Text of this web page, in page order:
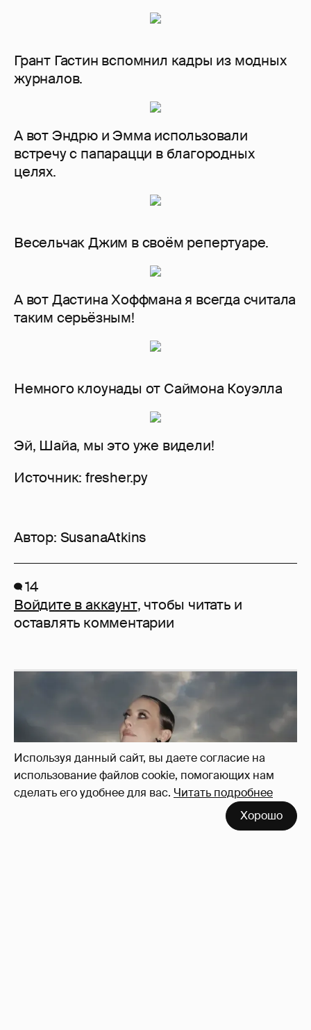
Используя данный сайт, вы даете согласие на
использование файлов cookie, помогающих нам
сделать его удобнее для вас. Читать подробнее
Хорошо
Грант Гастин вспомнил кадры из модных
журналов.
А вот Эндрю и Эмма использовали
встречу с папарацци в благородных
целях.
Весельчак Джим в своём репертуаре.
А вот Дастина Хоффмана я всегда считала
таким серьёзным!
Немного клоунады от Саймона Коуэлла
Эй, Шайа, мы это уже видели!
Источник: fresher.ру
Автор: SusanaAtkins
14
Войдите в аккаунт, чтобы читать и
оставлять комментарии